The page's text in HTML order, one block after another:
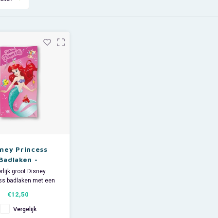
Princess
-
- Ariel
groot Disney
badlaken met een
De roze Disney
is ideaal voor
€12,50
Vergelijk